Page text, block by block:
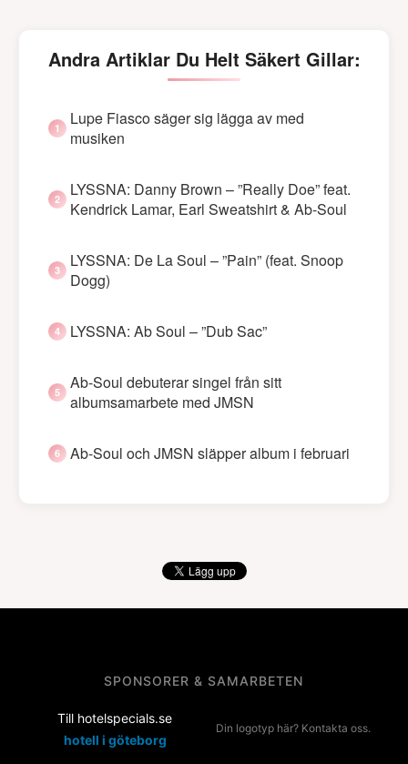
Andra Artiklar Du Helt Säkert Gillar:
Lupe Fiasco säger sig lägga av med
musiken
LYSSNA: Danny Brown – ”Really Doe” feat.
Kendrick Lamar, Earl Sweatshirt & Ab-Soul
LYSSNA: De La Soul – ”Pain” (feat. Snoop
Dogg)
LYSSNA: Ab Soul – ”Dub Sac”
Ab-Soul debuterar singel från sitt
albumsamarbete med JMSN
Ab-Soul och JMSN släpper album i februari
SPONSORER & SAMARBETEN
Till hotelspecials.se
hotell i göteborg
Din logotyp här? Kontakta oss.